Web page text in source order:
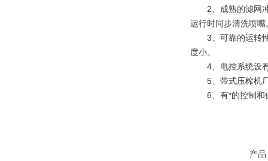
2、成熟的滤网冲
运行时同步清洗喷嘴
3、可靠的运转性
度小。
4、电控系统设有*
5、带式压榨机厂
6、有*的控制和保
产品